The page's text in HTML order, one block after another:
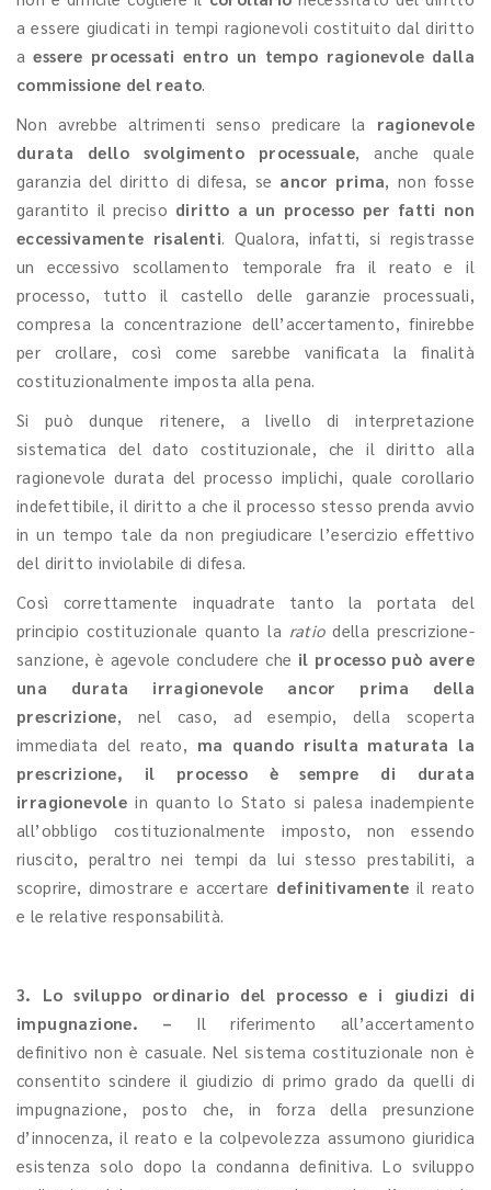
a essere giudicati in tempi ragionevoli costituito dal diritto
aessere processati entro un tempo ragionevole dalla
commissione del reato.
Non avrebbe altrimenti senso predicare la ragionevole
durata dello svolgimento processuale, anche quale
garanzia del diritto di difesa, se ancor prima, non fosse
garantito il preciso diritto a un processo per fatti non
eccessivamente risalenti. Qualora, infatti, si registrasse
un eccessivo scollamento temporale fra il reato e il
processo, tutto il castello delle garanzie processuali,
compresa la concentrazione dell’accertamento, finirebbe
per crollare, così come sarebbe vanificata la finalità
costituzionalmente imposta alla pena.
Si può dunque ritenere, a livello di interpretazione
sistematica del dato costituzionale, che il diritto alla
ragionevole durata del processo implichi, quale corollario
indefettibile, il diritto a che il processo stesso prenda avvio
in un tempo tale da non pregiudicare l’esercizio effettivo
del diritto inviolabile di difesa.
Così correttamente inquadrate tanto la portata del
principio costituzionale quanto la ratiodella prescrizione-
sanzione, è agevole concludere che il processo può avere
una durata irragionevole ancor prima della
prescrizione, nel caso, ad esempio, della scoperta
immediata del reato, ma quando risulta maturata la
prescrizione, il processo è sempre di durata
irragionevole in quanto lo Stato si palesa inadempiente
all’obbligo costituzionalmente imposto, non essendo
riuscito, peraltro nei tempi da lui stesso prestabiliti, a
scoprire, dimostrare e accertare definitivamente il reato
e le relative responsabilità.
3. Lo sviluppo ordinario del processo e i giudizi di
impugnazione. – Il riferimento all’accertamento
definitivo non è casuale. Nel sistema costituzionale non è
consentito scindere il giudizio di primo grado da quelli di
impugnazione, posto che, in forza della presunzione
d’innocenza, il reato e la colpevolezza assumono giuridica
esistenza solo dopo la condanna definitiva. Lo sviluppo